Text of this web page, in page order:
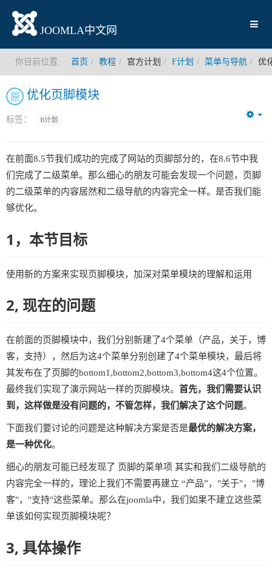
JOOMLA中文网
你目前位置: 首页 教程 官方计划 F计划 菜单与导航 优
优化页脚模块
原
标签： B计划
在前面8.5节我们成功的完成了网站的页脚部分的，在8.6节中我
们完成了二级菜单。那么细心的朋友可能会发现一个问题，页脚
的二级菜单的内容居然和二级导航的内容完全一样。是否我们能
够优化。
1，本节目标
使用新的方案来实现页脚模块，加深对菜单模块的理解和运用
2, 现在的问题
在前面的页脚模块中，我们分别新建了4个菜单（产品，关于，博
客，支持），然后为这4个菜单分别创建了4个菜单模块，最后将
其发布在了页脚的bottom1,bottom2,bottom3,bottom4这4个位置。
最终我们实现了演示网站一样的页脚模块。 首先，我们需要认识
到，这样做是没有问题的，不管怎样，我们解决了这个问题。
下面我们要讨论的问题是这种解决方案是否是最优的解决方案，
是一种优化。
细心的朋友可能已经发现了 页脚的菜单项 其实和我们二级导航的
内容完全一样的，理论上我们不需要再建立 “产品”，"关于"，"博
客"，"支持"这些菜单。那么在joomla中，我们如果不建立这些菜
单该如何实现页脚模块呢？
3, 具体操作